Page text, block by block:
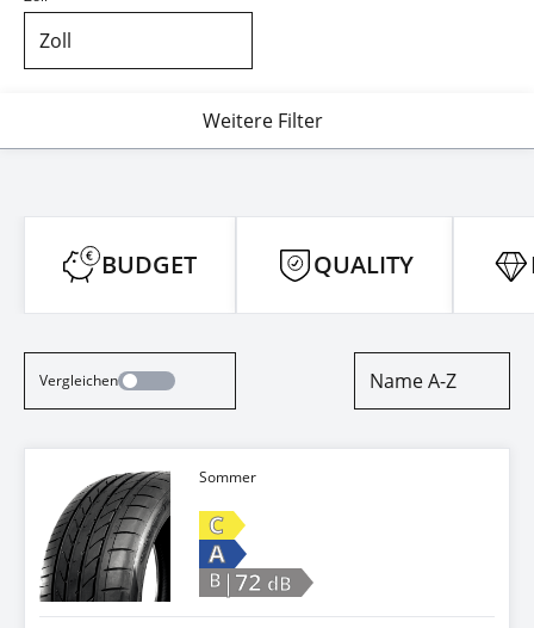
Zoll
Weitere Filter
BUDGET QUALITY
Vergleichen Name A-Z
Sommer
C
A
B |72 dB